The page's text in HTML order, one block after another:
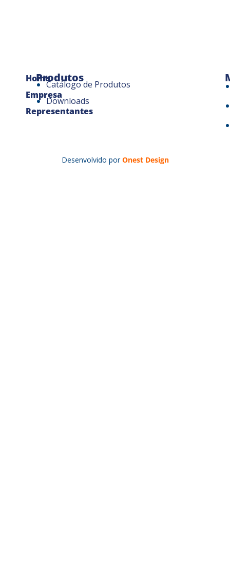
Home
Empresa
Representantes
Produtos
Catálogo de Produtos
Downloads
Desenvolvido por Onest Design